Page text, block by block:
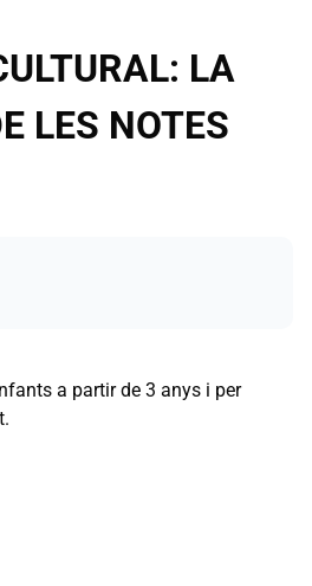
LA
LES NOTES
a partir de 3 anys i per